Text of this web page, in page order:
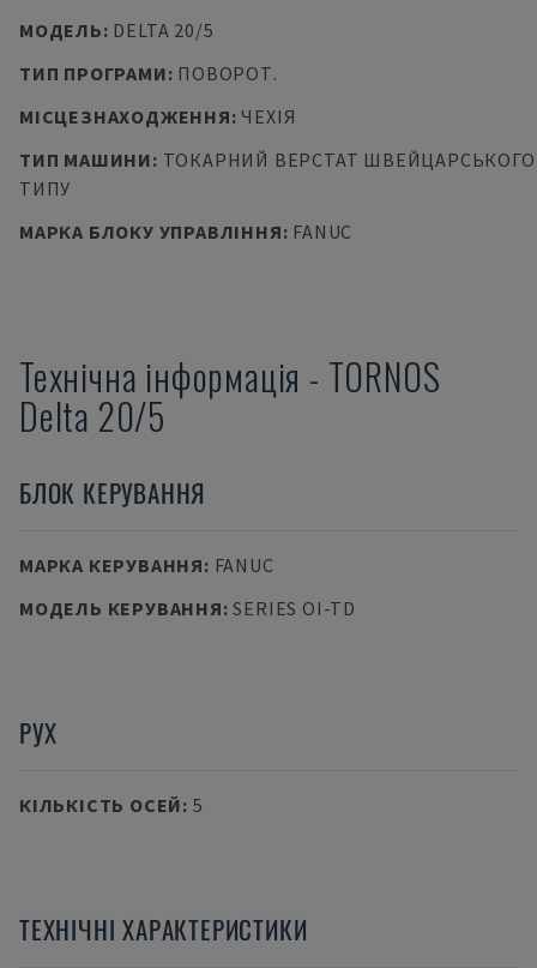
МОДЕЛЬ: DELTA 20/5
ТИП ПРОГРАМИ: ПОВОРОТ.
МІСЦЕЗНАХОДЖЕННЯ:ЧЕХІЯ
ТИП МАШИНИ: ТОКАРНИЙ ВЕРСТАТ ШВЕЙЦАРСЬКОГО
ТИПУ
МАРКА БЛОКУ УПРАВЛІННЯ: FANUC
Технічна інформація - TORNOS
Delta 20/5
БЛОК КЕРУВАННЯ
МАРКА КЕРУВАННЯ: FANUC
МОДЕЛЬ КЕРУВАННЯ:SERIES OI-TD
РУХ
КІЛЬКІСТЬ ОСЕЙ: 5
ТЕХНІЧНІ ХАРАКТЕРИСТИКИ